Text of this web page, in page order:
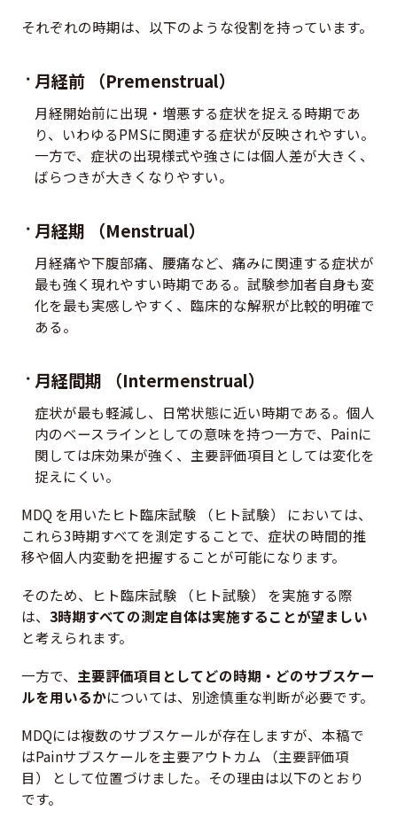
それぞれの時期は、以下のような役割を持っています。
月経前 （Premenstrual）
月経開始前に出現・増悪する症状を捉える時期であ
り、いわゆるPMSに関連する症状が反映されやすい。
一方で、症状の出現様式や強さには個人差が大きく、
ばらつきが大きくなりやすい。
月経期 （Menstrual）
月経痛や下腹部痛、腰痛など、痛みに関連する症状が
最も強く現れやすい時期である。試験参加者自身も変
化を最も実感しやすく、臨床的な解釈が比較的明確で
ある。
月経間期 （Intermenstrual）
症状が最も軽減し、日常状態に近い時期である。個人
内のベースラインとしての意味を持つ一方で、Painに
関しては床効果が強く、主要評価項目としては変化を
捉えにくい。
MDQ を用いたヒト臨床試験 （ヒト試験） においては、
これら3時期すべてを測定することで、症状の時間的推
移や個人内変動を把握することが可能になります。
そのため、ヒト臨床試験 （ヒト試験） を実施する際
は、 3時期すべての測定自体は実施することが望ましい
と考えられます。
一方で、 主要評価項目としてどの時期・どのサブスケー
ルを用いるかについては、別途慎重な判断が必要です。
MDQには複数のサブスケールが存在しますが、本稿で
はPainサブスケールを主要アウトカム （主要評価項
目） として位置づけました。その理由は以下のとおり
です。